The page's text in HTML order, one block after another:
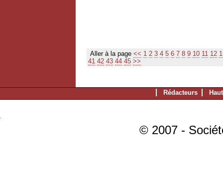
Aller à la page << 1 2 3 4 5 6 7 8 9 10 11 12
41 42 43 44 45 >>
Rédacteurs
© 2007 -